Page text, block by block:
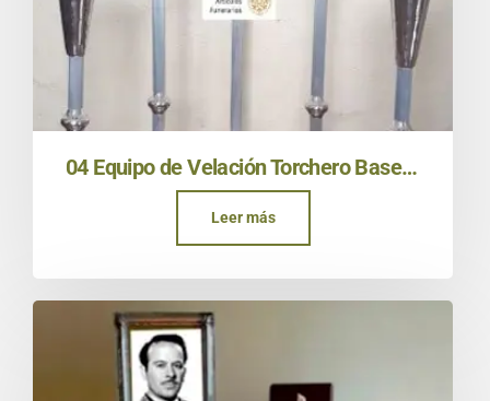
04 Equipo de Velación Torchero Base Laurel Aluminio
Leer más